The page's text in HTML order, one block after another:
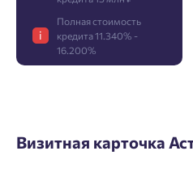
i
Полная стоимость
кредита 11.340% -
16.200%
Фамилия
Визитная карточка
Пожалуйста, оставьте
перезвоним.
Добро пожаловать
кабинет